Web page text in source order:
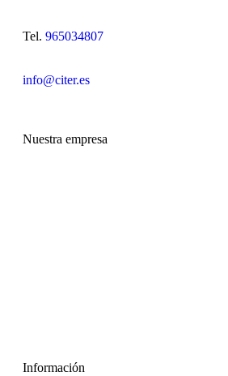
Tel. 965034807
info@citer.es
Nuestra empresa
Información